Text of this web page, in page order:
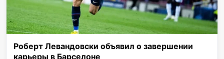
Роберт Левандовски объявил о завершении
карьеры в Барселоне